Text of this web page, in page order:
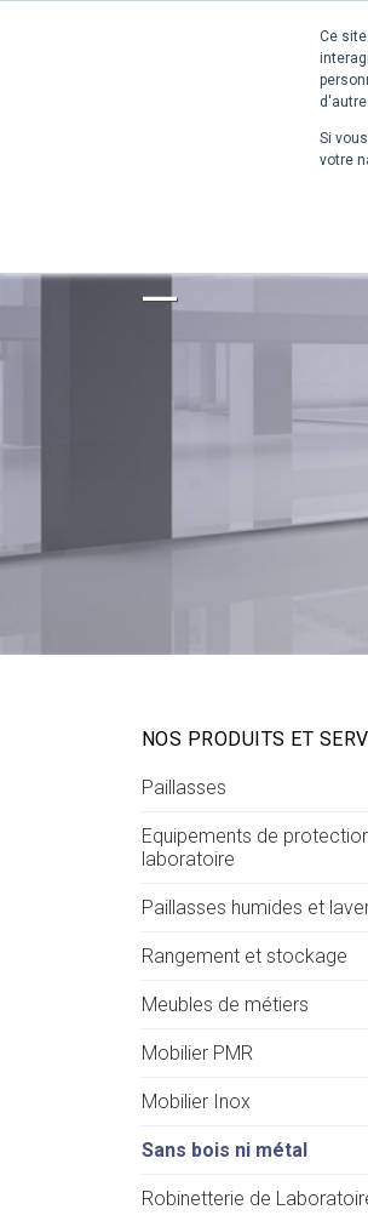
Ce
Si
votre
Du
NOS PRODUITS ET
Paillasses
Equipements de
laboratoire
Paillasses humides et
Rangement et stockage
Meubles de métiers
Mobilier PMR
Mobilier Inox
Sans bois ni métal
Robinetterie de